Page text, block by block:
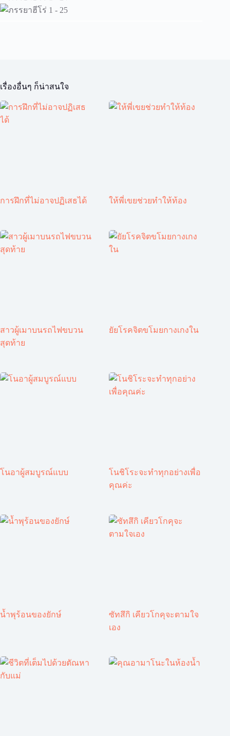
เรื่องอื่นๆ ก็น่าสนใจ
การฝึกที่ไม่อาจปฏิเสธได้ ให้พี่เขยช่วยทำให้ท้อง
สาวผู้เมาบนรถไฟขบวน
สุดท้าย
ยัยโรคจิตขโมยกางเกงใน
โนอาผู้สมบูรณ์แบบ
โนชิโระจะทำทุกอย่างเพื่อ
คุณค่ะ
น้ำพุร้อนของยักษ์
ซัทสึกิ เคียวโกคุจะตามใจ
เอง